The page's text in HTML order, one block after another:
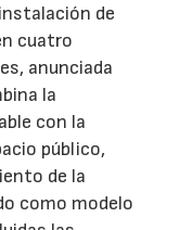
de
cuatro
anunciada
la
con la
público,
de la
como modelo